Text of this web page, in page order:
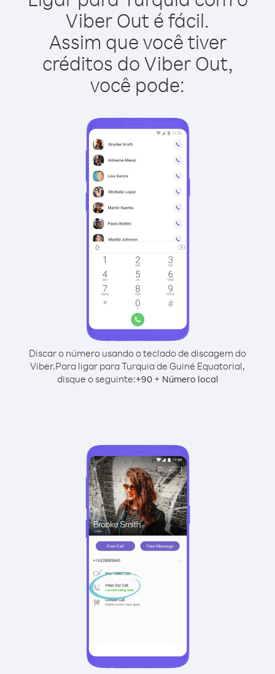
Viber Out é fácil.
Assim que você tiver
créditos do Viber Out,
você pode:
Discar o número usando o teclado de discagem do
Viber.Para ligar para Turquia de Guiné Equatorial,
disque o seguinte:+90+ Número local